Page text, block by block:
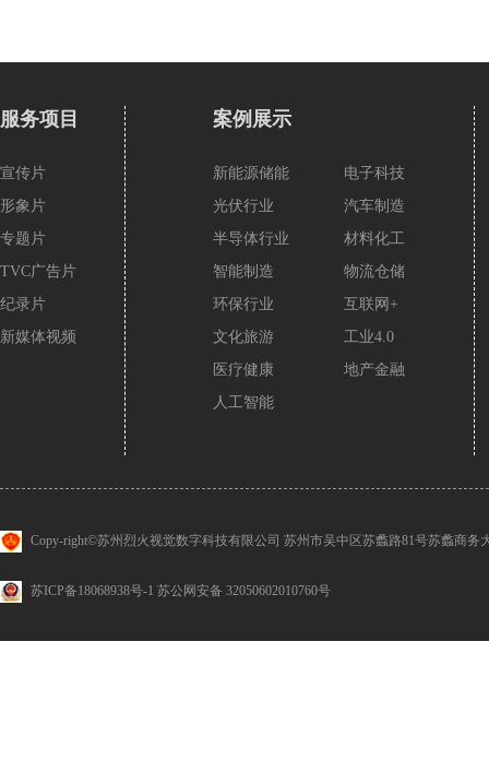
服务项目
宣传片
形象片
专题片
TVC广告片
纪录片
新媒体视频
案例展示
新能源储能
光伏行业
半导体行业
智能制造
环保行业
文化旅游
医疗健康
人工智能
电子科技
汽车制造
材料化工
物流仓储
互联网+
工业4.0
地产金融
Copy-right©苏州烈火视觉数字科技有限公司 苏州市吴中区苏蠡路81号苏蠡商务
苏ICP备18068938号-1 苏公网安备 32050602010760号